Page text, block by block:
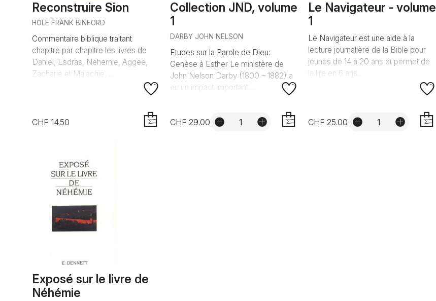
Reconstruire Sion
HOLE FRANK BINFORD
Commentaire biblique traitant
chapitre par chapitre les livres de
Daniel, Esdras, Néhémie, Aggée,
Zacharie et Malachie, ...
CHF 14.50
Collection JND, volume
1
DARBY JOHN NELSON
Etudes sur la Parole de Dieu:
Genèse à Esther Le ministère de
John Nelson Darby (1800 – 1882) a
eu un impact important ...
CHF 29.00
Le Navigateur - volume
1
Le Navigateur est une aide à la
lecture journalière de la Bible pour
jeunes de 14 à 20 ans et permet de
la lire en 6 ans...
CHF 25.00
Exposé sur le livre de
Néhémie